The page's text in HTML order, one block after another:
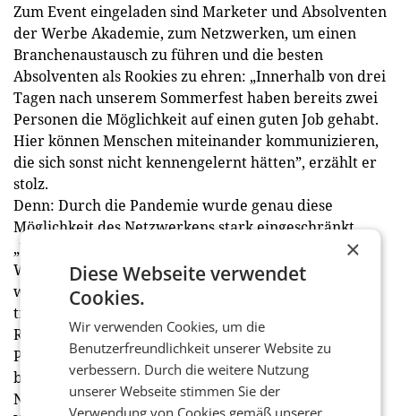
Zum Event eingeladen sind Marketer und Absolventen
der Werbe Akademie, zum Netzwerken, um einen
Branchenaustausch zu führen und die besten
Absolventen als Rookies zu ehren: „Innerhalb von drei
Tagen nach unserem Sommerfest haben bereits zwei
Personen die Möglichkeit auf einen guten Job gehabt.
Hier können Menschen miteinander kommunizieren,
die sich sonst nicht kennengelernt hätten”, erzählt er
stolz.
Denn: Durch die Pandemie wurde genau diese
Möglichkeit des Netzwerkens stark eingeschränkt.
„Wir sind alle Marketer mit Leib und Seele.
Wissensvermittlung funktioniert digital, nur wir
wollen uns auch vernetzen und Menschen persönlich
treffen.”
Rauchwarter geht davon aus, dass selbst nach der
Pandemie der digitale Wissenstransfer bestehen
bleibt: „Besonders für Events, wo es nicht rein um
Networking geht, werden wir einen Livestream zur
×
Diese Webseite verwendet
Cookies.
Wir verwenden Cookies, um die
Benutzerfreundlichkeit unserer Website zu
verbessern. Durch die weitere Nutzung
unserer Webseite stimmen Sie der
Verwendung von Cookies gemäß unserer